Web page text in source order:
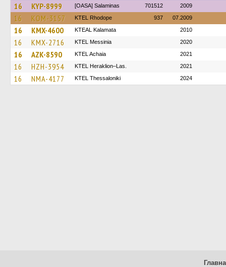
16 KYP-8999 [OASA] Salaminas 701512 2009
16 KOM-3157 KTEL Rhodope 937 07.2009
16 KMX-4600 KTEAL Kalamata 2010
16 KMX-2716 KTEL Messinia 2020
16 AZK-8590 KTEL Achaia 2021
16 HZH-3954 KTEL Heraklion–Las. 2021
16 NMA-4177 KTEL Thessaloniki 2024